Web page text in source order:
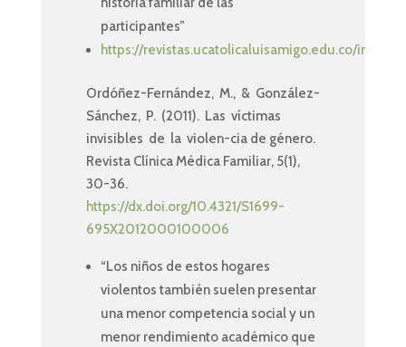
participantes”
https://revistas.ucatolicaluisamigo.edu.co/
Ordóñez-Fernández, M., & González-
Sánchez, P. (2011). Las víctimas
invisibles de la violen-cia de género.
Revista Clínica Médica Familiar, 5(1),
30-36.
https://dx.doi.org/10.4321/S1699-
695X2012000100006
“Los niños de estos hogares
violentos también suelen presentar
una menor competencia social y un
menor rendimiento académico que